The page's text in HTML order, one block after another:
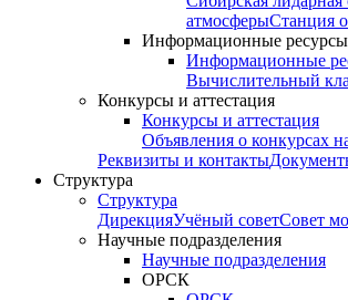
атмосферыСтанция
Информационные ресурсы
Информационные
Вычислительный
Конкурсы и аттестация
Конкурсы и аттестация
Объявления о конкурсах
Реквизиты и контакты
Структура
Структура
ДирекцияУчёный советСовет
Научные подразделения
Научные подразделения
ОРСК